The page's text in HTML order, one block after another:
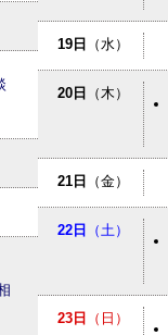
19日 （水）
20日 （木）
21日 （金）
22日 （土）
23日 （日）